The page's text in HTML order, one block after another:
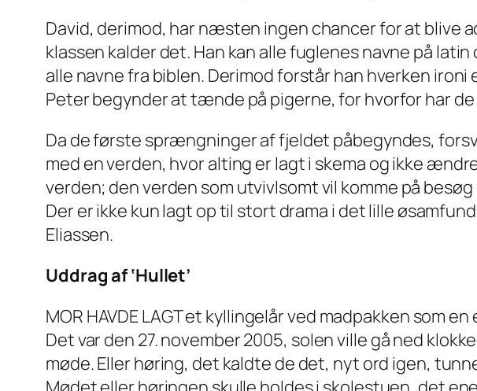
David, derimod, har næsten ingen chancer for at blive
klassen kalder det. Han kan alle fuglenes navne på
alle navne fra biblen. Derimod forstår han hverken
Peter begynder at tænde på pigerne, for hvorfor har de
Da de første sprængninger af fjeldet påbegyndes,
med en verden, hvor alting er lagt i skema og ikke
verden; den verden som utvivlsomt vil komme på besøg
Der er ikke kun lagt op til stort drama i det lille
Eliassen.
Uddrag af ‘Hullet’
MOR HAVDE LAGT et kyllingelår ved madpakken som
Det var den 27. november 2005, solen ville gå ned
møde. Eller høring, det kaldte de det, nyt ord igen,